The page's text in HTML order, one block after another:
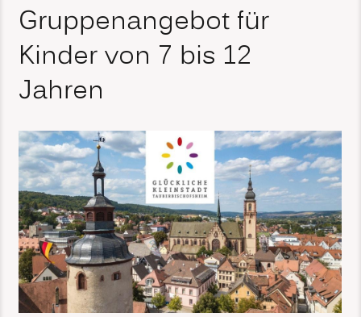
Gruppenangebot für
Kinder von 7 bis 12
Jahren